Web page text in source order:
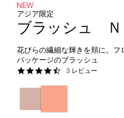
mobile
to
access
the
NEW
アジア限定
ブラッシュ Ｎ
花びらの繊細な輝きを頬に。
パッケージのブラッシュ
4.7
rating
3 レビュー
バ
エ